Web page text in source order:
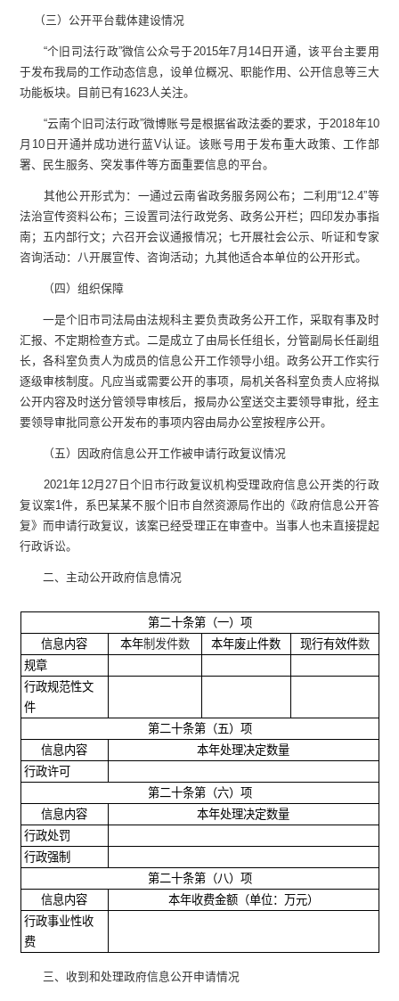
（三）公开平台载体建设情况
“个旧司法行政”微信公众号于2015年7月14日开通，该平台主要用
于发布我局的工作动态信息，设单位概况、职能作用、公开信息等三大
功能板块。目前已有1623人关注。
“云南个旧司法行政”微博账号是根据省政法委的要求，于2018年10
月10日开通并成功进行蓝V认证。该账号用于发布重大政策、工作部
署、民生服务、突发事件等方面重要信息的平台。
其他公开形式为：一通过云南省政务服务网公布；二利用“12.4”等
法治宣传资料公布；三设置司法行政党务、政务公开栏；四印发办事指
南；五内部行文；六召开会议通报情况；七开展社会公示、听证和专家
咨询活动：八开展宣传、咨询活动；九其他适合本单位的公开形式。
（四）组织保障
一是个旧市司法局由法规科主要负责政务公开工作，采取有事及时
汇报、不定期检查方式。二是成立了由局长任组长，分管副局长任副组
长，各科室负责人为成员的信息公开工作领导小组。政务公开工作实行
逐级审核制度。凡应当或需要公开的事项，局机关各科室负责人应将拟
公开内容及时送分管领导审核后，报局办公室送交主要领导审批，经主
要领导审批同意公开发布的事项内容由局办公室按程序公开。
（五）因政府信息公开工作被申请行政复议情况
2021年12月27日个旧市行政复议机构受理政府信息公开类的行政
复议案1件，系巴某某不服个旧市自然资源局作出的《政府信息公开答
复》而申请行政复议，该案已经受理正在审查中。当事人也未直接提起
行政诉讼。
二、主动公开政府信息情况
第二十条第（一）项
信息内容
本年制发件数 本年废止件数 现行有效件数
规章
行政规范性文
件
第二十条第（五）项
信息内容
本年处理决定数量
行政许可
第二十条第（六）项
信息内容
本年处理决定数量
行政处罚
行政强制
第二十条第（八）项
信息内容
本年收费金额（单位：万元）
行政事业性收
费
三、收到和处理政府信息公开申请情况